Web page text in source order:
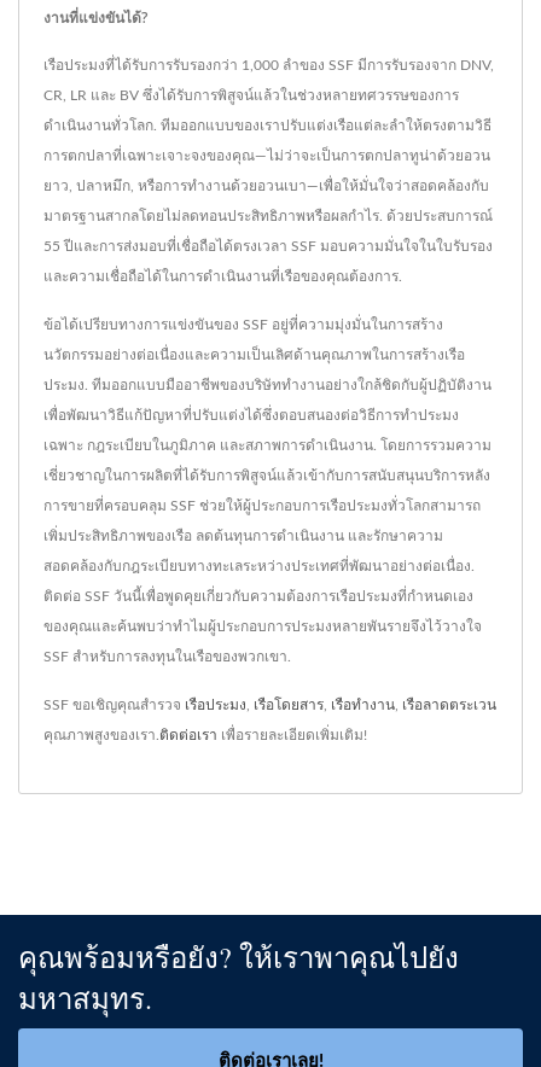
งานที่แข่งขันได้?
เรือประมงที่ได้รับการรับรองกว่า 1,000 ลำของ SSF มีการรับรองจาก DNV,
CR, LR และ BV ซึ่งได้รับการพิสูจน์แล้วในช่วงหลายทศวรรษของการ
ดำเนินงานทั่วโลก. ทีมออกแบบของเราปรับแต่งเรือแต่ละลำให้ตรงตามวิธี
การตกปลาที่เฉพาะเจาะจงของคุณ—ไม่ว่าจะเป็นการตกปลาทูน่าด้วยอวน
ยาว, ปลาหมึก, หรือการทำงานด้วยอวนเบา—เพื่อให้มั่นใจว่าสอดคล้องกับ
มาตรฐานสากลโดยไม่ลดทอนประสิทธิภาพหรือผลกำไร. ด้วยประสบการณ์
55 ปีและการส่งมอบที่เชื่อถือได้ตรงเวลา SSF มอบความมั่นใจในใบรับรอง
และความเชื่อถือได้ในการดำเนินงานที่เรือของคุณต้องการ.
ข้อได้เปรียบทางการแข่งขันของ SSF อยู่ที่ความมุ่งมั่นในการสร้าง
นวัตกรรมอย่างต่อเนื่องและความเป็นเลิศด้านคุณภาพในการสร้างเรือ
ประมง. ทีมออกแบบมืออาชีพของบริษัททำงานอย่างใกล้ชิดกับผู้ปฏิบัติงาน
เพื่อพัฒนาวิธีแก้ปัญหาที่ปรับแต่งได้ซึ่งตอบสนองต่อวิธีการทำประมง
เฉพาะ กฎระเบียบในภูมิภาค และสภาพการดำเนินงาน. โดยการรวมความ
เชี่ยวชาญในการผลิตที่ได้รับการพิสูจน์แล้วเข้ากับการสนับสนุนบริการหลัง
การขายที่ครอบคลุม SSF ช่วยให้ผู้ประกอบการเรือประมงทั่วโลกสามารถ
เพิ่มประสิทธิภาพของเรือ ลดต้นทุนการดำเนินงาน และรักษาความ
สอดคล้องกับกฎระเบียบทางทะเลระหว่างประเทศที่พัฒนาอย่างต่อเนื่อง.
ติดต่อ SSF วันนี้เพื่อพูดคุยเกี่ยวกับความต้องการเรือประมงที่กำหนดเอง
ของคุณและค้นพบว่าทำไมผู้ประกอบการประมงหลายพันรายจึงไว้วางใจ
SSF สำหรับการลงทุนในเรือของพวกเขา.
SSF ขอเชิญคุณสำรวจ เรือประมง เรือโดยสาร เรือทำงาน เรือลาดตระเวน
คุณภาพสูงของเรา. ติดต่อเรา เพื่อรายละเอียดเพิ่มเติม!
คุณพร้อมหรือยัง? ให้เราพาคุณไปยัง
มหาสมุทร.
ติดต่อเราเลย!